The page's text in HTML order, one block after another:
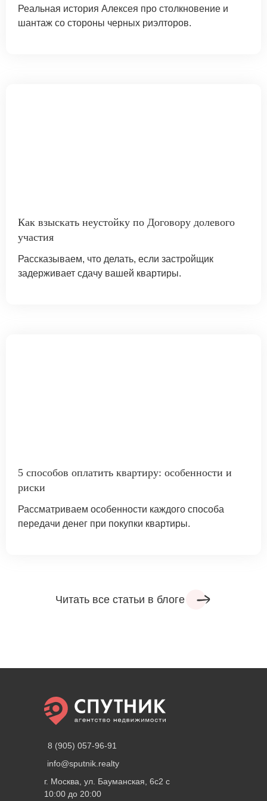
Реальная история Алексея про столкновение и
шантаж со стороны черных риэлторов.
Как взыскать неустойку по Договору долевого
участия
Рассказываем, что делать, если застройщик
задерживает сдачу вашей квартиры.
5 способов оплатить квартиру: особенности и
риски
Рассматриваем особенности каждого способа
передачи денег при покупки квартиры.
Читать все статьи в блоге
г. Москва, ул. Бауманская, 6с2 с
10:00 до 20:00
8 (905) 057-96-91
info@sputnik.realty